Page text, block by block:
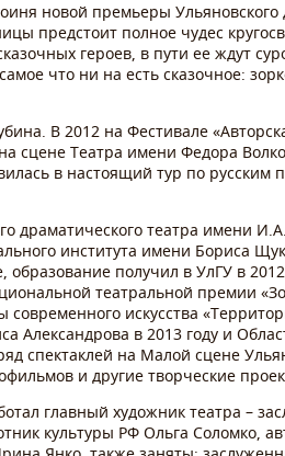
новой премьеры
предстоит полное чудес
героев, в пути ее ждут
что ни на есть сказочное:
В 2012 на Фестивале
сцене Театра имени Федора
в настоящий тур по русским
драматического театра имени
института имени Бориса
получил в УлГУ в
театральной премии
искусства
Александрова в 2013 году и
спектаклей на Малой сцене
и другие творческие
главный художник театра –
культуры РФ Ольга Соломко,